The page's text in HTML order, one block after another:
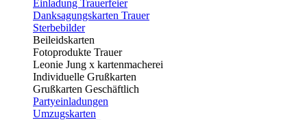
Einladung Trauerfeier
Danksagungskarten Trauer
Sterbebilder
Beileidskarten
Fotoprodukte Trauer
Leonie Jung x kartenmacherei
Individuelle Grußkarten
Grußkarten Geschäftlich
Partyeinladungen
Umzugskarten